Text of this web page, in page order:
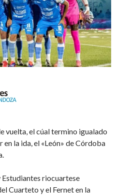
vuelta, el cúal termino igualado
la ida, el «León» de Córdoba
riocuartese
Cuarteto y el Fernet en la